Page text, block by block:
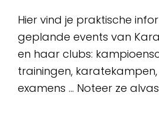
Hier vind je praktische
geplande events van
en haar clubs:
trainingen, karatekampen,
examens … Noteer ze